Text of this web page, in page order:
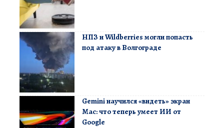
НПЗ и Wildberries могли попасть
под атаку в Волгограде
Gemini научился «видеть» экран
Mac: что теперь умеет ИИ от
Google